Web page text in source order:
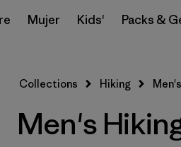
Mujer Kids' Packs &
Collections Hiking
Men's